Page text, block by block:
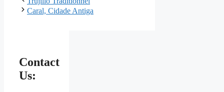
Caral, Cidade Antiga
Contact
Us: